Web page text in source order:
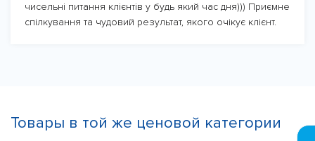
чисельні питання клієнтів у будь який час дня))) Приємне
спілкування та чудовий результат, якого очікує клієнт.
Товары в той же ценовой категории